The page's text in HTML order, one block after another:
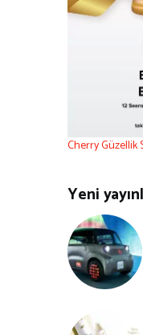
Cherry Güzellik
Yeni